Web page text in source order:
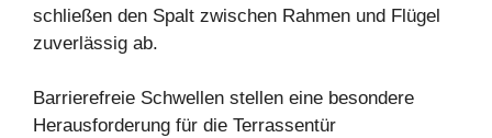
schließen den Spalt zwischen Rahmen und Flügel
zuverlässig ab.
Barrierefreie Schwellen stellen eine besondere
Herausforderung für die Terrassentür